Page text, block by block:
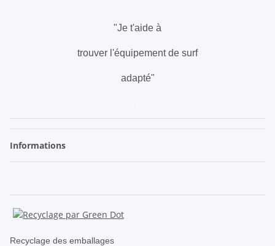
"Je t'aide à
trouver l'équipement de surf
adapté"
Informations
Recyclage des emballages